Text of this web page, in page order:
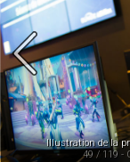
Illustration de la
49 / 119 -